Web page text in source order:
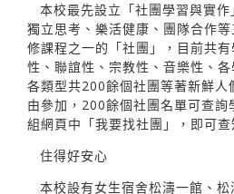
本校最先設立「社團學習與實
獨立思考、樂活健康、團隊合作
修課程之一的「社團」，目前共
性、聯誼性、宗教性、音樂性、各
各類型共200餘個社團等著新鮮人
由參加，200餘個社團名單可查詢
組網頁中「我要找社團」，即可查
住得好安心
本校設有女生宿舍松濤一館、